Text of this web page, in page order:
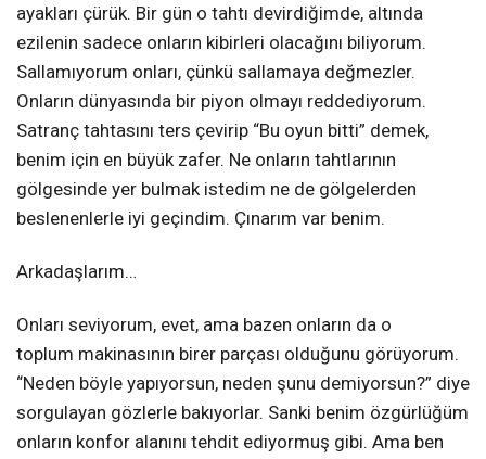
ayakları çürük. Bir gün o tahtı devirdiğimde, altında
ezilenin sadece onların kibirleri olacağını biliyorum.
Sallamıyorum onları, çünkü sallamaya değmezler.
Onların dünyasında bir piyon olmayı reddediyorum.
Satranç tahtasını ters çevirip “Bu oyun bitti” demek,
benim için en büyük zafer. Ne onların tahtlarının
gölgesinde yer bulmak istedim ne de gölgelerden
beslenenlerle iyi geçindim. Çınarım var benim.
Arkadaşlarım…
Onları seviyorum, evet, ama bazen onların da o
toplum makinasının birer parçası olduğunu görüyorum.
“Neden böyle yapıyorsun, neden şunu demiyorsun?” diye
sorgulayan gözlerle bakıyorlar. Sanki benim özgürlüğüm
onların konfor alanını tehdit ediyormuş gibi. Ama ben